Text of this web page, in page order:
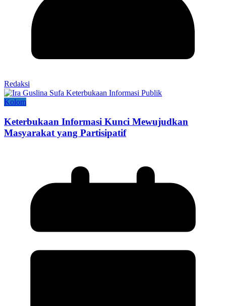
Redaksi
Kolom
Keterbukaan Informasi Kunci Mewujudkan
Masyarakat yang Partisipatif